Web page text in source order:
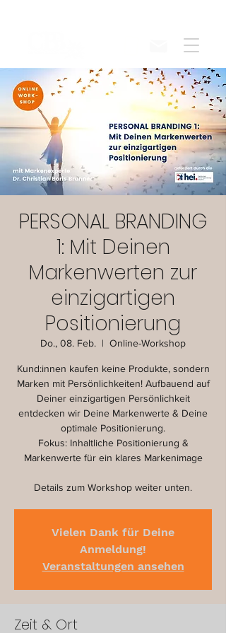
PERSONAL BRANDING
1: Mit Deinen
Markenwerten zur
einzigartigen
Positionierung
Do., 08. Feb.
  |
Online-Workshop
Kund:innen kaufen keine Produkte, sondern
Marken mit Persönlichkeiten! Aufbauend auf
Deiner einzigartigen Persönlichkeit
entdecken wir Deine Markenwerte & Deine
optimale Positionierung.
Fokus: Inhaltliche Positionierung &
Markenwerte für ein klares Markenimage
Details zum Workshop weiter unten.
Vielen Dank für Deine
Anmeldung!
Veranstaltungen ansehen
Zeit & Ort